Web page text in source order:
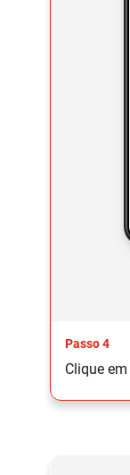
Passo 4
Clique em